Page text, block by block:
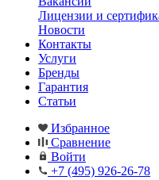
Лицензии и
Новости
Контакты
Услуги
Бренды
Гарантия
Статьи
Избранное
Сравнение
Войти
+7 (495) 926-26-78